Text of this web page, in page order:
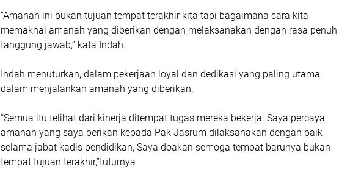
“Amanah ini bukan tujuan tempat terakhir kita tapi bagaimana cara kita
memaknai amanah yang diberikan dengan melaksanakan dengan rasa penuh
tanggung jawab,” kata Indah.
Indah menuturkan, dalam pekerjaan loyal dan dedikasi yang paling utama
dalam menjalankan amanah yang diberikan.
“Semua itu telihat dari kinerja ditempat tugas mereka bekerja. Saya percaya
amanah yang saya berikan kepada Pak Jasrum dilaksanakan dengan baik
selama jabat kadis pendidikan, Saya doakan semoga tempat barunya bukan
tempat tujuan terakhir,”tuturnya